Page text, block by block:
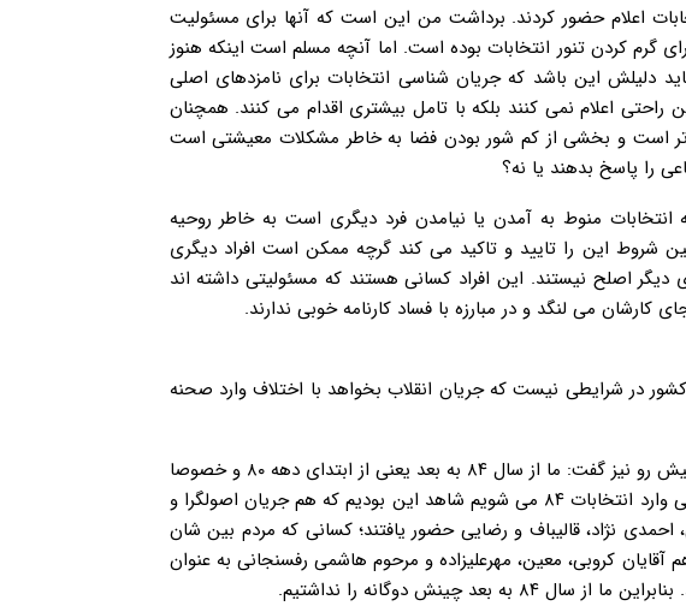
اعلام حضور کردند. برداشت من این است که آنها برای مسئولیت
گرم کردن تنور انتخابات بوده است. اما آنچه مسلم است اینکه هنوز
دلیلش این باشد که جریان شناسی انتخابات برای نامزدهای اصلی
اعلام نمی کنند بلکه با تامل بیشتری اقدام می کنند. همچنان
تر است و بخشی از کم شور بودن فضا به خاطر مشکلات معیشتی است
را پاسخ بدهند یا نه؟
منوط به آمدن یا نیامدن فرد دیگری است به خاطر روحیه
شروط این را تایید و تاکید می کند گرچه ممکن است افراد دیگری
اصلح نیستند. این افراد کسانی هستند که مسئولیتی داشته اند
می لنگد و در مبارزه با فساد کارنامه خوبی ندارند.
در شرایطی نیست که جریان انقلاب بخواهد با اختلاف وارد صحنه
خضریان درباره احتمال شکل گیری دو قطبی اصولگرا اصلاح طلب در انتخابات پیش رو نیز گفت: ما از سال ۸۴ به بعد یعنی از ابتدای دهه ۸۰ و خصوصا
انتخابات ۸۴ دو گانه اصلاح طلب و اصولگرا به معنای پیش از آن را نداریم. وقتی وارد انتخابات ۸۴ می شویم شاهد این بودیم که هم جریان اصولگرا و
احمدی نژاد، قالیباف و رضایی حضور یافتند؛ کسانی که مردم بین شان
کروبی، معین، مهرعلیزاده و مرحوم هاشمی رفسنجانی به عنوان
چینش دوگانه را نداشتیم.